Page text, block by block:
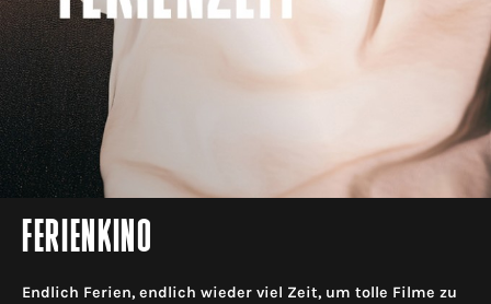
FERIENKINO
Endlich Ferien, endlich wieder viel Zeit, um tolle Filme zu